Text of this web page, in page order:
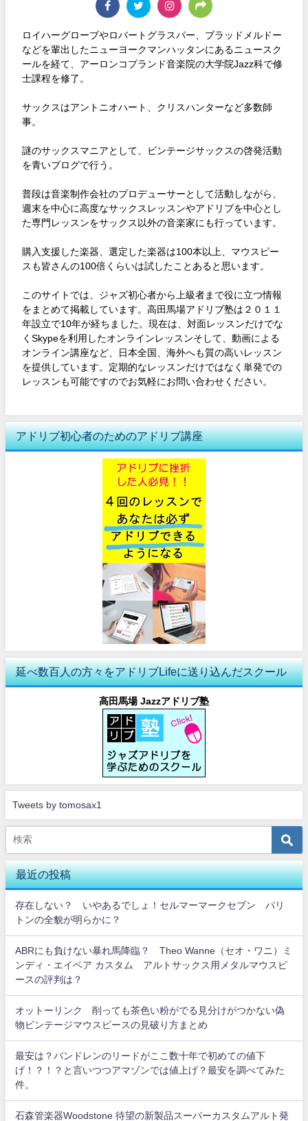
ロイハーグローブやロバートグラスパー、ブラッドメルドー
などを輩出したニューヨークマンハッタンにあるニュースク
ールを経て、アーロンコプランド音楽院の大学院Jazz科で修
士課程を修了。
サックスはアントニオハート、クリスハンターなど多数師
事。
謎のサックスマニアとして、ビンテージサックスの啓発活動
を青いブログで行う。
普段は音楽制作会社のプロデューサーとして活動しながら、
週末を中心に高度なサックスレッスンやアドリブを中心とし
た専門レッスンをサックス以外の音楽家にも行っています。
購入支援した楽器、選定した楽器は100本以上、マウスピー
スも皆さんの100倍くらいは試したことあると思います。
このサイトでは、ジャズ初心者から上級者まで役に立つ情報
をまとめて掲載しています。高田馬場アドリブ塾は２０１１
年設立で10年が経ちました。現在は、対面レッスンだけでな
くSkypeを利用したオンラインレッスンそして、動画による
オンライン講座など、日本全国、海外へも質の高いレッスン
を提供しています。定期的なレッスンだけではなく単発での
レッスンも可能ですのでお気軽にお問い合わせください。
アドリブ初心者のためのアドリブ講座
延べ数百人の方々をアドリブLifeに送り込んだスクール
高田馬場 Jazzアドリブ塾
Tweets by tomosax1
最近の投稿
存在しない？ いやあるでしょ！セルマーマークセブン バリ
トンの全貌が明らかに？
ABRにも負けない暴れ馬降臨？ Theo Wanne（セオ・ワニ）ミ
ンディ・エイベア カスタム アルトサックス用メタルマウスピ
ースの評判は？
オットーリンク 削っても茶色い粉がでる見分けがつかない偽
物ビンテージマウスピースの見破り方まとめ
最安は？バンドレンのリードがここ数十年で初めての値下
げ！？！？と言いつつアマゾンでは値上げ？最安を調べてみた
件。
石森管楽器Woodstone 待望の新製品スーパーカスタムアルト発